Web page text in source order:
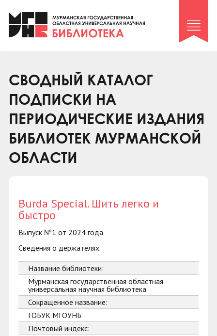
Клуб «Гиря и сельдерей»
Клуб «Семейный архив»
Коллегам
Контакты
СВОДНЫЙ КАТАЛОГ
ПОДПИСКИ НА
ПЕРИОДИЧЕСКИЕ ИЗДАНИЯ
БИБЛИОТЕК МУРМАНСКОЙ
ОБЛАСТИ
Burda Special. Шить легко и
быстро
Выпуск №1 от 2024 года
Сведения о держателях
Название библиотеки:
Мурманская государственная областная
универсальная научная библиотека
Сокращенное название:
ГОБУК МГОУНБ
Почтовый индекс: